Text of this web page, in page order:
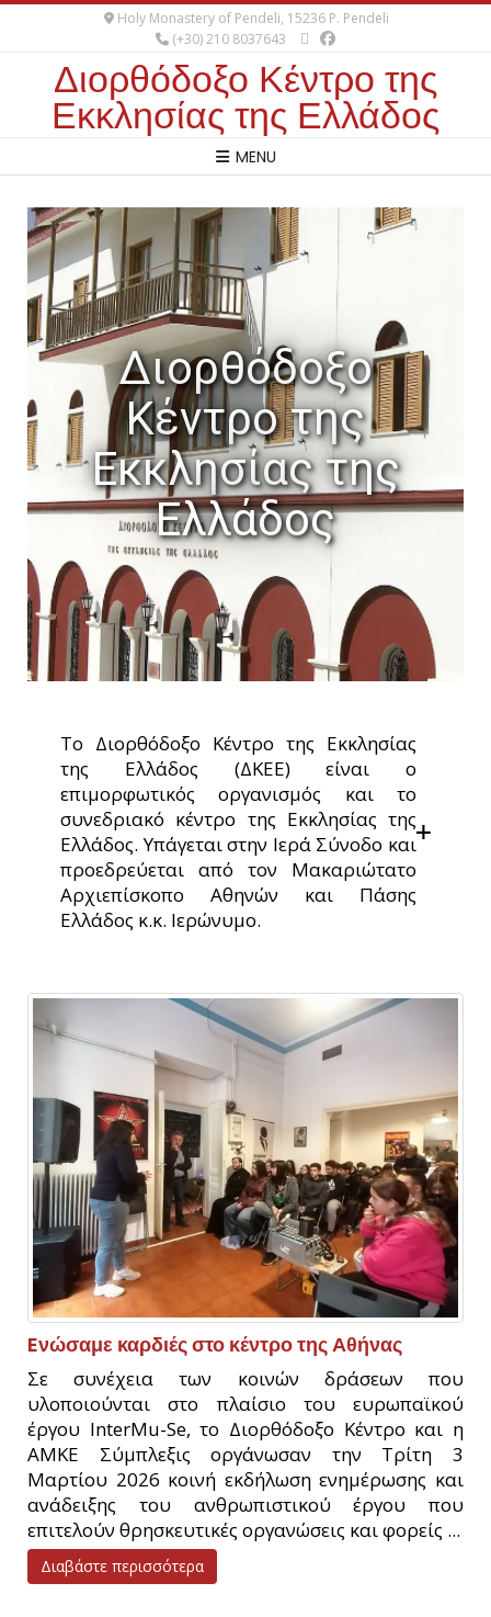
Holy Monastery of Pendeli, 15236 P. Pendeli
(+30) 210 8037643
Διορθόδοξο Κέντρο της
Εκκλησίας της Ελλάδος
MENU
Διορθόδοξο
Κέντρο της
Εκκλησίας της
Ελλάδος
Το Διορθόδοξο Κέντρο της Εκκλησίας
της Ελλάδος (ΔΚΕΕ) είναι ο
επιμορφωτικός οργανισμός και το
συνεδριακό κέντρο της Εκκλησίας της
Ελλάδος. Υπάγεται στην Ιερά Σύνοδο και
προεδρεύεται από τον Μακαριώτατο
Αρχιεπίσκοπο Αθηνών και Πάσης
Ελλάδος κ.κ. Ιερώνυμο.
Eνώσαμε καρδιές στο κέντρο της Αθήνας
Σε συνέχεια των κοινών δράσεων που
υλοποιούνται στο πλαίσιο του ευρωπαϊκού
έργου InterMu-Se, το Διορθόδοξο Κέντρο και η
ΑΜΚΕ Σύμπλεξις οργάνωσαν την Τρίτη 3
Μαρτίου 2026 κοινή εκδήλωση ενημέρωσης και
ανάδειξης του ανθρωπιστικού έργου που
επιτελούν θρησκευτικές οργανώσεις και φορείς ...
Διαβάστε περισσότερα